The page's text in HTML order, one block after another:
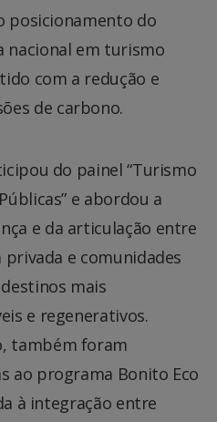
posicionamento do
nacional em turismo
com a redução e
de carbono.
do painel “Turismo
e abordou a
e da articulação entre
e comunidades
mais
e regenerativos.
também foram
ao programa Bonito Eco
à integração entre